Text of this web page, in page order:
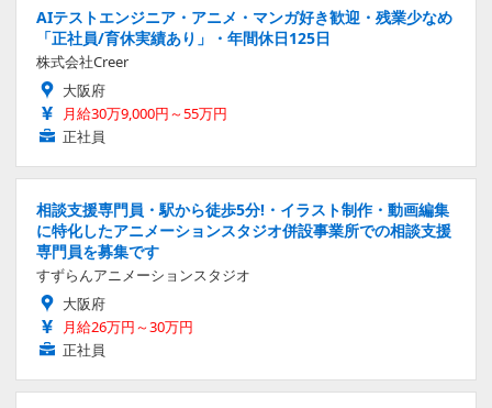
AIテストエンジニア・アニメ・マンガ好き歓迎・残業少なめ
「正社員/育休実績あり」・年間休日125日
株式会社Creer
大阪府
月給30万9,000円～55万円
正社員
相談支援専門員・駅から徒歩5分!・イラスト制作・動画編集
に特化したアニメーションスタジオ併設事業所での相談支援
専門員を募集です
すずらんアニメーションスタジオ
大阪府
月給26万円～30万円
正社員